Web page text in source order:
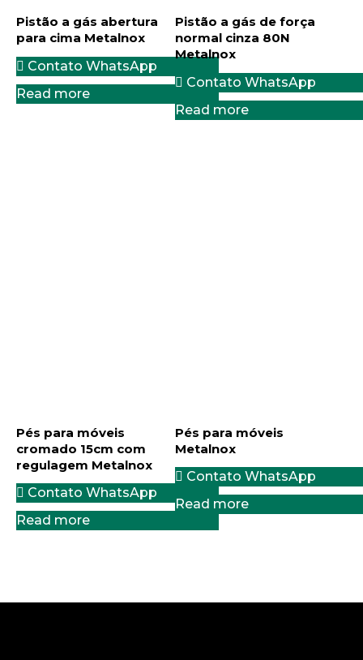
Pistão a gás abertura
para cima Metalnox
Contato WhatsApp
Read more
Pistão a gás de força
normal cinza 80N
Metalnox
Contato WhatsApp
Read more
Pés para móveis
cromado 15cm com
regulagem Metalnox
Contato WhatsApp
Read more
Pés para móveis
Metalnox
Contato WhatsApp
Read more